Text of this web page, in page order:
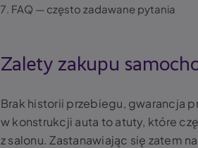
FAQ — często zadawane pytania
Zalety zakupu
Brak historii przebiegu, gwarancja
w konstrukcji auta to atuty, które
z salonu. Zastanawiając się zatem